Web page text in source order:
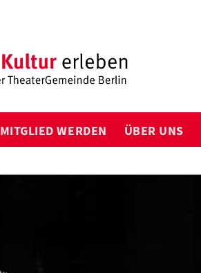
MITGLIED WERDEN ÜBER UNS